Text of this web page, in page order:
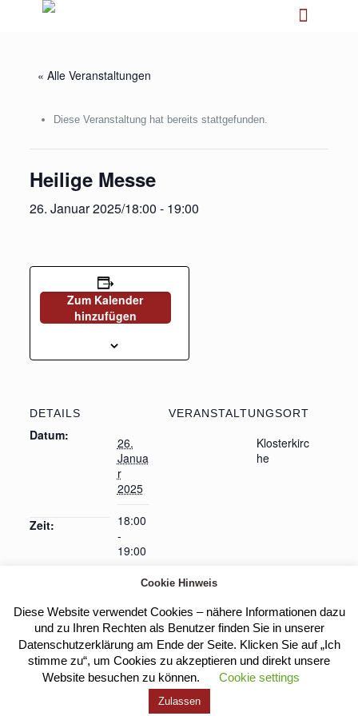
« Alle Veranstaltungen
Diese Veranstaltung hat bereits stattgefunden.
Heilige Messe
26. Januar 2025/18:00 - 19:00
Zum Kalender
hinzufügen
DETAILS
Datum:
26.
Janua
r
2025
Zeit:
18:00
-
19:00
VERANSTALTUNGSORT
Klosterkirc
he
Abendlob mit Taizégesängen Heilige Messe
Kloster Heilig Kreuz |Impressum
Cookie Hinweis
Diese Website verwendet Cookies – nähere Informationen dazu
und zu Ihren Rechten als Benutzer finden Sie in unserer
Datenschutzerklärung am Ende der Seite. Klicken Sie auf „Ich
stimme zu“, um Cookies zu akzeptieren und direkt unsere
Website besuchen zu können.
Cookie settings
Zulassen